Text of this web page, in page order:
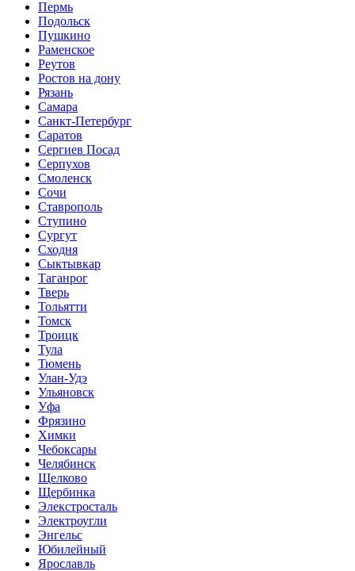
Пермь
Подольск
Пушкино
Раменское
Реутов
Ростов на дону
Рязань
Самара
Санкт-Петербург
Саратов
Сергиев Посад
Серпухов
Смоленск
Сочи
Ставрополь
Ступино
Сургут
Сходня
Сыктывкар
Таганрог
Тверь
Тольятти
Томск
Троицк
Тула
Тюмень
Улан-Удэ
Ульяновск
Уфа
Фрязино
Химки
Чебоксары
Челябинск
Щелково
Щербинка
Элекстросталь
Электроугли
Энгельс
Юбилейный
Ярославль